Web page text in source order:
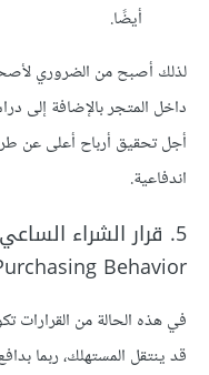
أيضًا.
لذلك أصبح من الضروري
داخل المتجر بالإضافة إلى
أجل تحقيق أرباح أعلى عن
اندفاعية.
Behavior
في هذه الحالة من القرارات
قد ينتقل المستهلك، ربما